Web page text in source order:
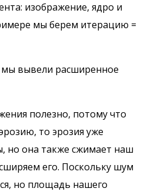
изображение, ядро и
мы берем итерацию =
мы вывели расширенное
полезно, потому что
то эрозия уже
но она также сжимает наш
его. Поскольку шум
но площадь нашего